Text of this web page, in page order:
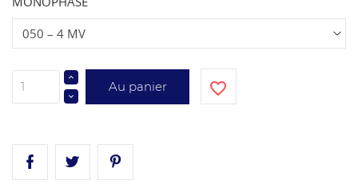
Au panier favorite_border